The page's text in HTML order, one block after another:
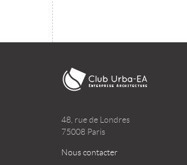
48, rue de Londres
75008 Paris
Nous contacter